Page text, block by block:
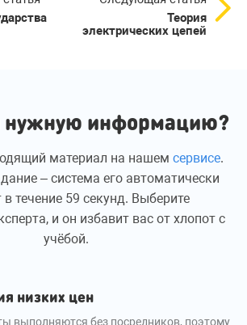
Теория
электрических цепей
информацию?
материал на нашем сервисе.
– система его автоматически
течение 59 секунд. Выберите
и он избавит вас от хлопот с
учёбой.
низких цен
выполняются без посредников, поэтому